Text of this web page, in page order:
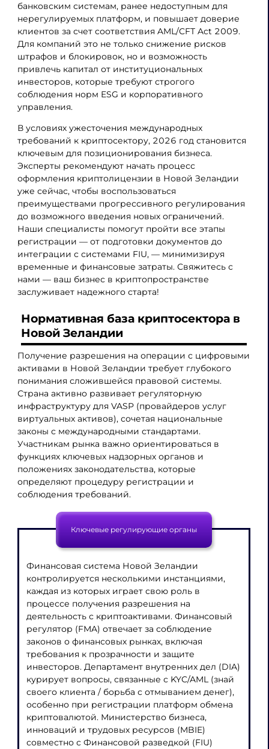
банковским системам, ранее недоступным для
нерегулируемых платформ, и повышает доверие
клиентов за счет соответствия AML/CFT Act 2009.
Для компаний это не только снижение рисков
штрафов и блокировок, но и возможность
привлечь капитал от институциональных
инвесторов, которые требуют строгого
соблюдения норм ESG и корпоративного
управления.
В условиях ужесточения международных
требований к криптосектору, 2026 год становится
ключевым для позиционирования бизнеса.
Эксперты рекомендуют начать процесс
оформления криптолицензии в Новой Зеландии
уже сейчас, чтобы воспользоваться
преимуществами прогрессивного регулирования
до возможного введения новых ограничений.
Наши специалисты помогут пройти все этапы
регистрации — от подготовки документов до
интеграции с системами FIU, — минимизируя
временные и финансовые затраты. Свяжитесь с
нами — ваш бизнес в криптопространстве
заслуживает надежного старта!
Нормативная база криптосектора в
Новой Зеландии
Получение разрешения на операции с цифровыми
активами в Новой Зеландии требует глубокого
понимания сложившейся правовой системы.
Страна активно развивает регуляторную
инфраструктуру для VASP (провайдеров услуг
виртуальных активов), сочетая национальные
законы с международными стандартами.
Участникам рынка важно ориентироваться в
функциях ключевых надзорных органов и
положениях законодательства, которые
определяют процедуру регистрации и
соблюдения требований.
Ключевые регулирующие органы
Финансовая система Новой Зеландии
контролируется несколькими инстанциями,
каждая из которых играет свою роль в
процессе получения разрешения на
деятельность с криптоактивами. Финансовый
регулятор (FMA) отвечает за соблюдение
законов о финансовых рынках, включая
требования к прозрачности и защите
инвесторов. Департамент внутренних дел (DIA)
курирует вопросы, связанные с KYC/AML (знай
своего клиента / борьба с отмыванием денег),
особенно при регистрации платформ обмена
криптовалютой. Министерство бизнеса,
инноваций и трудовых ресурсов (MBIE)
совместно с Финансовой разведкой (FIU)